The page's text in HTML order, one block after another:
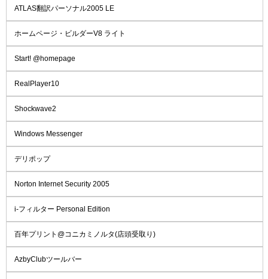
ATLAS翻訳パーソナル2005 LE
ホームページ・ビルダーV8 ライト
Start! @homepage
RealPlayer10
Shockwave2
Windows Messenger
デリポップ
Norton Internet Security 2005
i-フィルター Personal Edition
百年プリント@コニカミノルタ(店頭受取り)
AzbyClubツールバー